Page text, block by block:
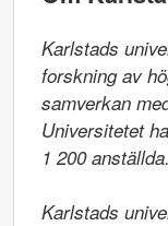
Karlstads
forskning av
samverkan
Universitetet
1 200 anställda.
Karlstads